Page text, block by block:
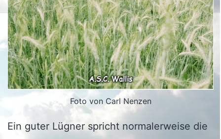
Foto von Carl Nenzen
Ein guter Lügner spricht normalerweise die